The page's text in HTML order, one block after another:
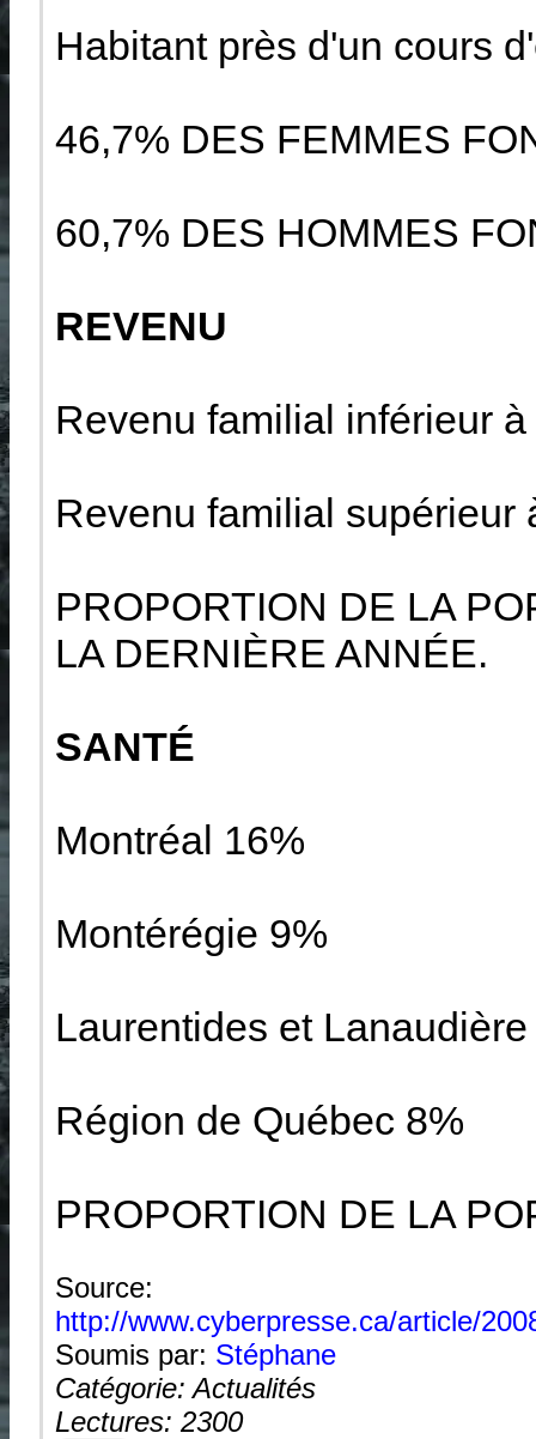
Habitant près d'un cours
46,7% DES FEMMES
60,7% DES HOMMES
REVENU
Revenu familial inférieur
Revenu familial supérieur
PROPORTION DE LA
LA DERNIÈRE ANNÉE.
SANTÉ
Montréal 16%
Montérégie 9%
Laurentides et
Région de Québec 8%
PROPORTION DE LA
Source:
http://www.cyberpresse.ca/article/
Soumis par: Stéphane
Catégorie: Actualités
Lectures: 2300